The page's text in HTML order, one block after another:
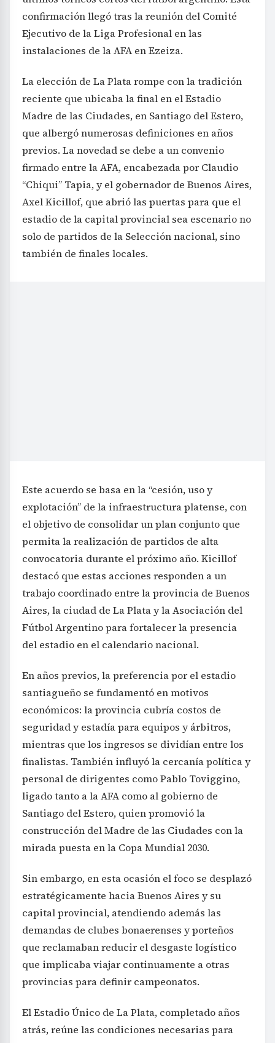
confirmación llegó tras la reunión del Comité
Ejecutivo de la Liga Profesional en las
instalaciones de la AFA en Ezeiza.
La elección de La Plata rompe con la tradición
reciente que ubicaba la final en el Estadio
Madre de las Ciudades, en Santiago del Estero,
que albergó numerosas definiciones en años
previos. La novedad se debe a un convenio
firmado entre la AFA, encabezada por Claudio
“Chiqui” Tapia, y el gobernador de Buenos Aires,
Axel Kicillof, que abrió las puertas para que el
estadio de la capital provincial sea escenario no
solo de partidos de la Selección nacional, sino
también de finales locales.
Este acuerdo se basa en la “cesión, uso y
explotación” de la infraestructura platense, con
el objetivo de consolidar un plan conjunto que
permita la realización de partidos de alta
convocatoria durante el próximo año. Kicillof
destacó que estas acciones responden a un
trabajo coordinado entre la provincia de Buenos
Aires, la ciudad de La Plata y la Asociación del
Fútbol Argentino para fortalecer la presencia
del estadio en el calendario nacional.
En años previos, la preferencia por el estadio
santiagueño se fundamentó en motivos
económicos: la provincia cubría costos de
seguridad y estadía para equipos y árbitros,
mientras que los ingresos se dividían entre los
finalistas. También influyó la cercanía política y
personal de dirigentes como Pablo Toviggino,
ligado tanto a la AFA como al gobierno de
Santiago del Estero, quien promovió la
construcción del Madre de las Ciudades con la
mirada puesta en la Copa Mundial 2030.
Sin embargo, en esta ocasión el foco se desplazó
estratégicamente hacia Buenos Aires y su
capital provincial, atendiendo además las
demandas de clubes bonaerenses y porteños
que reclamaban reducir el desgaste logístico
que implicaba viajar continuamente a otras
provincias para definir campeonatos.
El Estadio Único de La Plata, completado años
atrás, reúne las condiciones necesarias para